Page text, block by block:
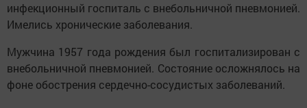
инфекционный госпиталь с внебольничной пневмонией.
Имелись хронические заболевания.
Мужчина 1957 года рождения был госпитализирован с
внебольничной пневмонией. Состояние осложнялось на
фоне обострения сердечно-сосудистых заболеваний.